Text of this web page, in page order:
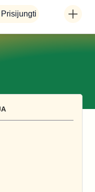
Prisijungti